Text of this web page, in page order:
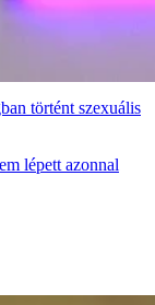
történt szexuális
lépett azonnal